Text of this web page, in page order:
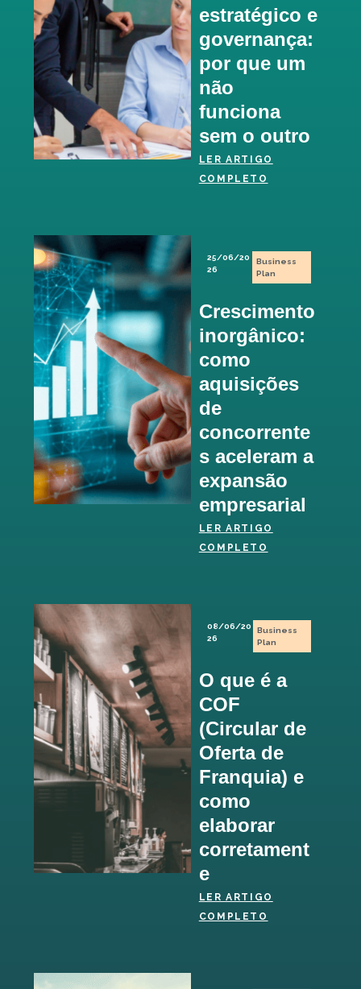
estratégico e
governança:
por que um
não
funciona
sem o outro
LER ARTIGO
COMPLETO
25/06/20
26
Business
Plan
Crescimento
inorgânico:
como
aquisições
de
concorrente
s aceleram a
expansão
empresarial
LER ARTIGO
COMPLETO
08/06/20
26
Business
Plan
O que é a
COF
(Circular de
Oferta de
Franquia) e
como
elaborar
corretament
e
LER ARTIGO
COMPLETO